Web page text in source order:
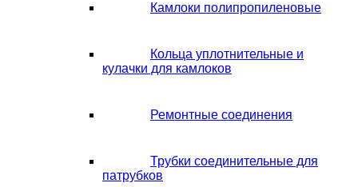
Камлоки полипропиленовые
Кольца уплотнительные и
кулачки для камлоков
Ремонтные соединения
Трубки соединительные для
патрубков